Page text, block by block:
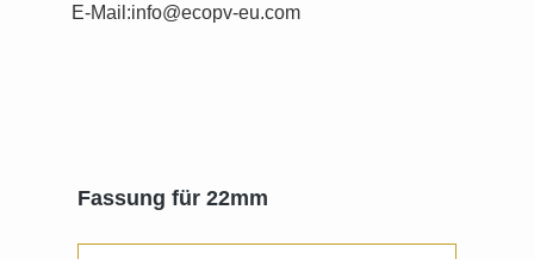
E-Mail:info@ecopv-eu.com
Produktgalerie überspringen
Fassung für 22mm